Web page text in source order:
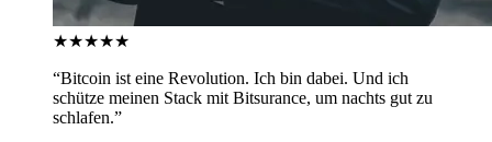
★★★★★
“Bitcoin ist eine Revolution. Ich bin dabei. Und ich
schütze meinen Stack mit Bitsurance, um nachts gut zu
schlafen.”